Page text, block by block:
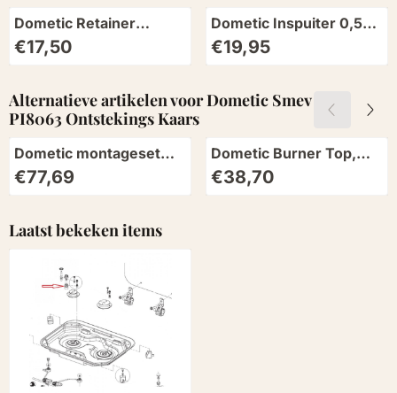
Dometic Retainer
Stopper Black 16st.
Prijs: 17,50
€17,50
Dometic Inspuiter 0,5
mm 1053105126
Prijs: 19,95
€19,95
Alternatieve artikelen voorDometic Smev
PI8063 Ontstekings Kaars
Dometic montageset
kookplaat (4 st)
Prijs: 77,69
€77,69
Dometic Burner Top,
Screws, 2pcs
4071442737
Prijs: 38,70
€38,70
Laatst bekeken items